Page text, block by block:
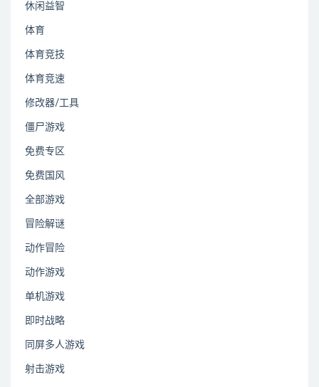
休闲益智
体育
体育竞技
体育竞速
修改器/工具
僵尸游戏
免费专区
免费国风
全部游戏
冒险解谜
动作冒险
动作游戏
单机游戏
即时战略
同屏多人游戏
射击游戏